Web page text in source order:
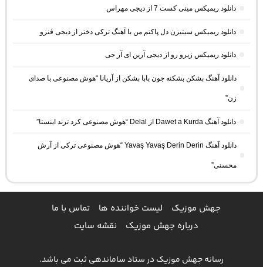
دانلود ریمیکس مینی کست 7 از دیجی مهراس
دانلود ریمیکس سیتیزن دل پاکتم من با آهنگ ترکی دختر از دیجی فنزو
دانلود ریمیکس زیرو رو از دیجی آرین ای آر جی
دانلود آهنگ بشکن بشکنه جون بابا بشکن از آریانا “هوش مصنوعی با صدای
زن”
دانلود آهنگ Dawet a Kurda از Delal “هوش مصنوعی کرد ترند اینستا”
دانلود آهنگ Yavaş Yavaş Derin Derin “هوش مصنوعی ترکی از آرش
محسنی”
جهش موزیک لیست خواننده ها
تماس با ما
درباره جهش موزیک
نقشه سایت
رسانه جهش موزیک در ستاد ساماندهی ثبت می باشد.